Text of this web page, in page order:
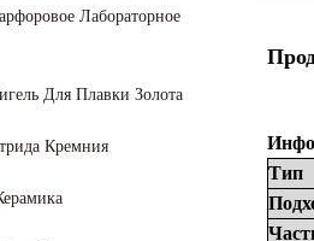
Лабораторное
Для Плавки Золота
Кремния
Тип